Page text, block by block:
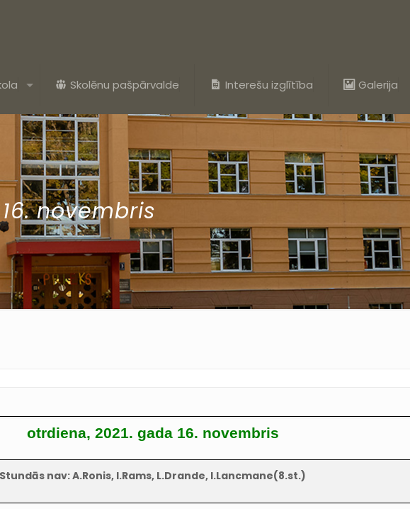
Skolēnu pašpārvalde Interešu izglītība Galerija
novembris
otrdiena, 2021. gada 16. novembris
Stundās nav: A.Ronis, I.Rams, L.Drande, I.Lancmane(8.st.)